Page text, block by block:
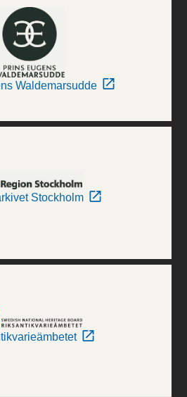
Waldemarsudde
Stockholm